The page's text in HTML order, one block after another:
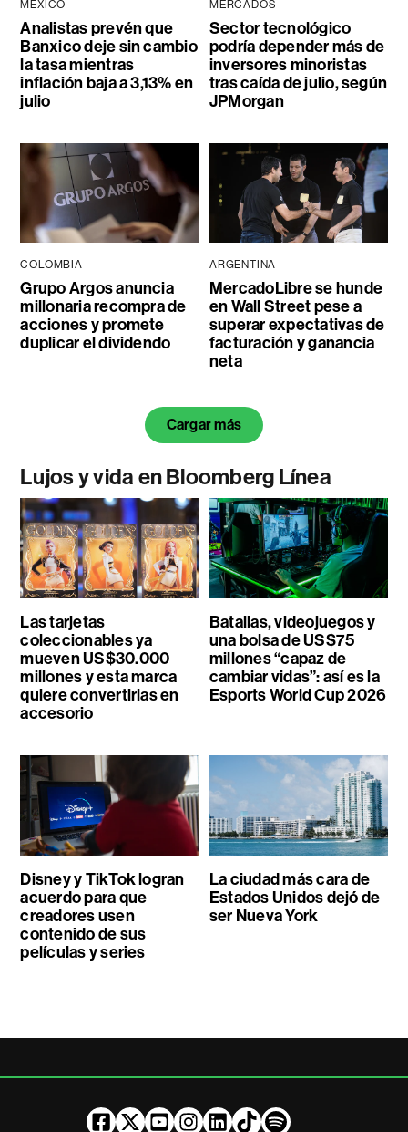
MÉXICO
Analistas prevén que
Banxico deje sin cambio
la tasa mientras
inflación baja a 3,13% en
julio
MERCADOS
Sector tecnológico
podría depender más de
inversores minoristas
tras caída de julio, según
JPMorgan
COLOMBIA
Grupo Argos anuncia
millonaria recompra de
acciones y promete
duplicar el dividendo
ARGENTINA
MercadoLibre se hunde
en Wall Street pese a
superar expectativas de
facturación y ganancia
neta
Cargar más
Lujos y vida en Bloomberg Línea
Las tarjetas
coleccionables ya
mueven US$30.000
millones y esta marca
quiere convertirlas en
accesorio
Batallas, videojuegos y
una bolsa de US$75
millones “capaz de
cambiar vidas”: así es la
Esports World Cup 2026
Disney y TikTok logran
acuerdo para que
creadores usen
contenido de sus
películas y series
La ciudad más cara de
Estados Unidos dejó de
ser Nueva York